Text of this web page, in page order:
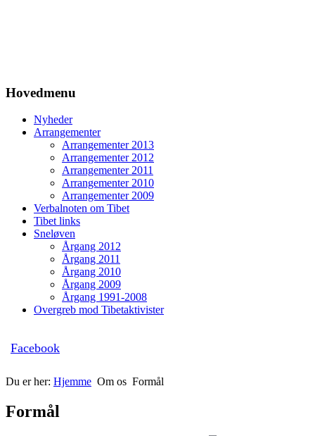
Hovedmenu
Nyheder
Arrangementer
Arrangementer 2013
Arrangementer 2012
Arrangementer 2011
Arrangementer 2010
Arrangementer 2009
Verbalnoten om Tibet
Tibet links
Sneløven
Årgang 2012
Årgang 2011
Årgang 2010
Årgang 2009
Årgang 1991-2008
Overgreb mod Tibetaktivister
Facebook
Du er her: Hjemme Om os Formål
Formål